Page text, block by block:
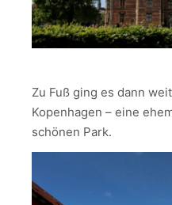
Zu Fuß ging es dann
Kopenhagen – eine
schönen Park.